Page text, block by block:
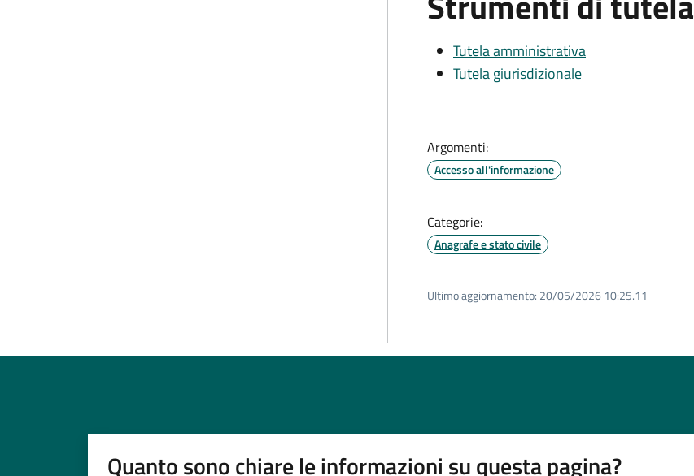
Tutela amministrativa
Tutela giurisdizionale
Argomenti:
Accesso all'informazione
Categorie:
Anagrafe e stato civile
Ultimo aggiornamento: 20/05/2026 10:25.11
Quanto sono chiare le informazioni su questa pagina?